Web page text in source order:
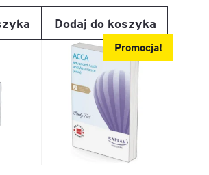
Dodaj do koszyka
Promocja!